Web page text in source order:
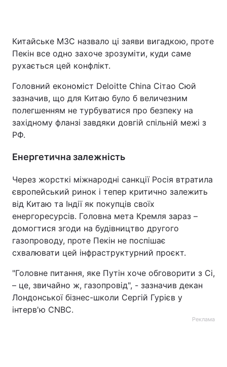
Китайське МЗС назвало ці заяви вигадкою, проте
Пекін все одно захоче зрозуміти, куди саме
рухається цей конфлікт.
Головний економіст Deloitte China Сітао Сюй
зазначив, що для Китаю було б величезним
полегшенням не турбуватися про безпеку на
західному фланзі завдяки довгій спільній межі з
РФ.
Енергетична залежність
Через жорсткі міжнародні санкції Росія втратила
європейський ринок і тепер критично залежить
від Китаю та Індії як покупців своїх
енергоресурсів. Головна мета Кремля зараз –
домогтися згоди на будівництво другого
газопроводу, проте Пекін не поспішає
схвалювати цей інфраструктурний проєкт.
"Головне питання, яке Путін хоче обговорити з Сі,
– це, звичайно ж, газопровід", - зазначив декан
Лондонської бізнес-школи Сергій Гурієв у
інтерв'ю CNBC.
Реклама